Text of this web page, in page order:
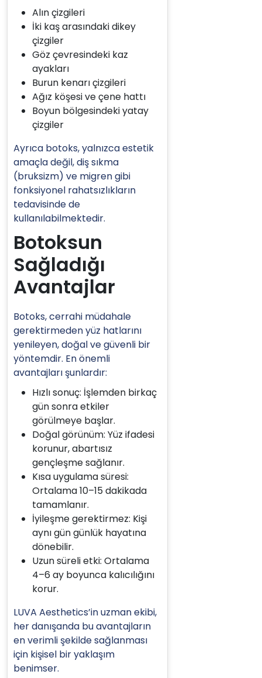
Alın çizgileri
İki kaş arasındaki dikey
çizgiler
Göz çevresindeki kaz
ayakları
Burun kenarı çizgileri
Ağız köşesi ve çene hattı
Boyun bölgesindeki yatay
çizgiler
Ayrıca botoks, yalnızca estetik
amaçla değil, diş sıkma
(bruksizm) ve migren gibi
fonksiyonel rahatsızlıkların
tedavisinde de
kullanılabilmektedir.
Botoksun
Sağladığı
Avantajlar
Botoks, cerrahi müdahale
gerektirmeden yüz hatlarını
yenileyen, doğal ve güvenli bir
yöntemdir. En önemli
avantajları şunlardır:
Hızlı sonuç: İşlemden birkaç
gün sonra etkiler
görülmeye başlar.
Doğal görünüm: Yüz ifadesi
korunur, abartısız
gençleşme sağlanır.
Kısa uygulama süresi:
Ortalama 10–15 dakikada
tamamlanır.
İyileşme gerektirmez: Kişi
aynı gün günlük hayatına
dönebilir.
Uzun süreli etki: Ortalama
4–6 ay boyunca kalıcılığını
korur.
LUVA Aesthetics’in uzman ekibi,
her danışanda bu avantajların
en verimli şekilde sağlanması
için kişisel bir yaklaşım
benimser.